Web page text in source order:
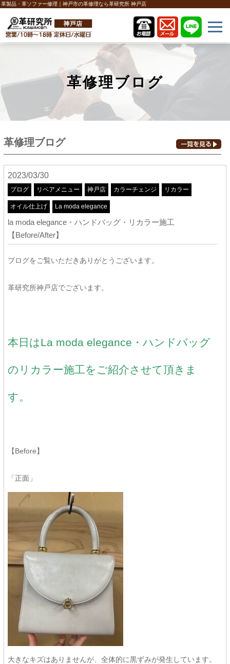
革製品・革ソファー修理｜神戸市の革修理なら革研究所 神戸店
革修理ブログ
革修理ブログ
2023/03/30
ブログ リペアメニュー 神戸店 カラーチェンジ リカラー
オイル仕上げ La moda elegance
la moda elegance・ハンドバッグ・リカラー施工
【Before/After】
ブログをご覧いただきありがとうございます。
革研究所神戸店でございます。
本日はLa moda elegance・ハンドバッグ
のリカラー施工をご紹介させて頂きま
す。
【Before】
「正面」
大きなキズはありませんが、全体的に黒ずみが発生しています。